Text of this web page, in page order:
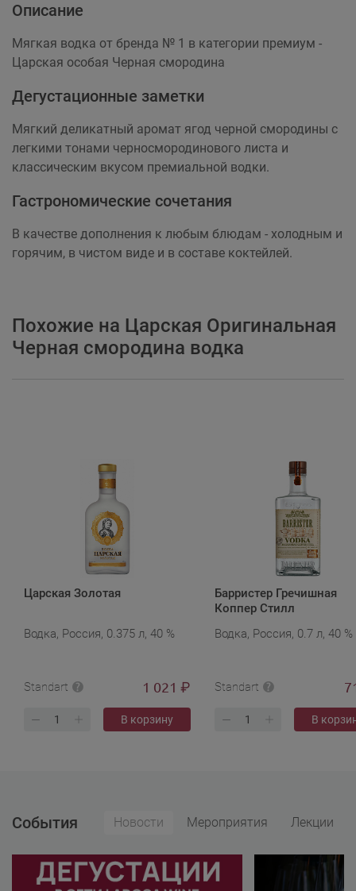
Описание
Мягкая водка от бренда № 1 в категории премиум -
Царская особая Черная смородина
Дегустационные заметки
Мягкий деликатный аромат ягод черной смородины с
легкими тонами черносмородинового листа и
классическим вкусом премиальной водки.
Гастрономические сочетания
В качестве дополнения к любым блюдам - холодным и
горячим, в чистом виде и в составе коктейлей.
Похожие на Царская Оригинальная
Черная смородина водка
Царская Золотая
Водка, Россия, 0.375 л, 40 %
Standart 1 021 ₽
В корзину
Барристер Гречишная
Коппер Стилл
Водка, Россия, 0.7 л, 40 %
Standart
В
События Новости Мероприятия Лекции